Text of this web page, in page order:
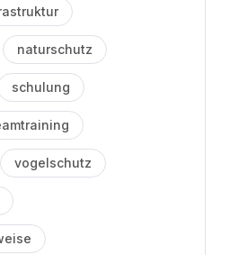
naturschutz
schulung
vogelschutz